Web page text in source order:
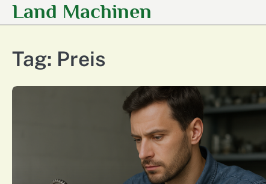
SkipLand Machinen
Tag: Preis